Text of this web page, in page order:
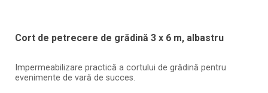
Cort de petrecere de grădină 3 x 6 m, albastru
Impermeabilizare practică a cortului de grădină pentru
evenimente de vară de succes.